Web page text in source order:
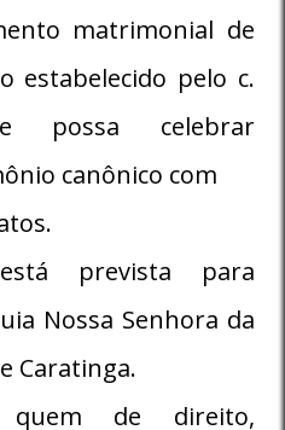
matrimonial de
estabelecido pelo c.
possa celebrar
canônico com
está prevista para
Nossa Senhora da
Caratinga.
quem de direito,